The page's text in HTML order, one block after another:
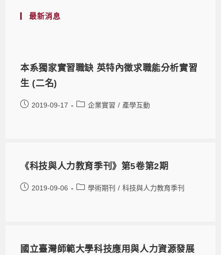
最新消息
本系獨家實習職缺 英特內徵求職能分析實習
生 (二名)
2019-09-17 企業實習 / 產學互動
《科技與人力教育季刊》第5卷第2期
2019-09-06 學術期刊 / 科技與人力教育季刊
國立臺灣師範大學科技應用與人力資源發展